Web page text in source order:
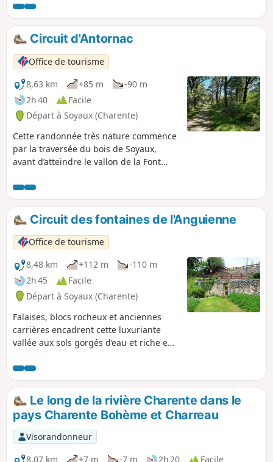
pour longer sereinement les bords de la
Charente et franchir le passage à gué
de la Méronne !
Circuit d'Antornac
Office de tourisme
8,63 km
+85 m
-90 m
2h 40
Facile
Départ à Soyaux (Charente)
Cette randonnée très nature commence
par la traversée du bois de Soyaux,
avant d’atteindre le vallon de la Font
d’Entreroches. Après le franchissement
de la porte Saint-Martial à Antornac,
c’est d’abord le logis de Montboulard,
puis le vieux bourg et l’église Saint-
Matthieu qui se dévoileront au
promeneur.
Circuit des fontaines de l'Anguienne
Office de tourisme
8,48 km
+112 m
-110 m
2h 45
Facile
Départ à Soyaux (Charente)
Falaises, blocs rocheux et anciennes
carrières encadrent cette luxuriante
vallée aux sols gorgés d’eau et riche en
suivant le cours de l’Anguienne et du
haut des falaises.
Le long de la rivière Charente dans le
pays Charente Bohème et Charreau
Visorandonneur
8,07 km
+7 m -7 m 2h 20
Facile